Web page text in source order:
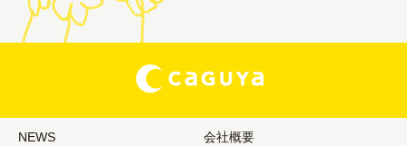
NEWS 会社概要